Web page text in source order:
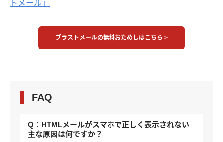
トメール」
ブラストメールの無料おためしはこちら >
FAQ
Q：HTMLメールがスマホで正しく表示されない
主な原因は何ですか？